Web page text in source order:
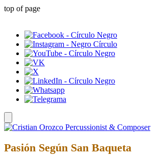
top of page
Pasión Según San Baqueta